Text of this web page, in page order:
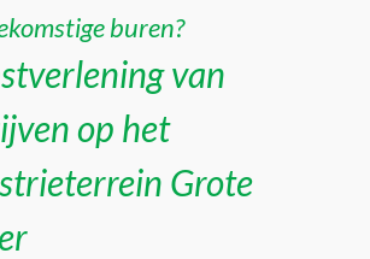
buren?
van
op het
Grote